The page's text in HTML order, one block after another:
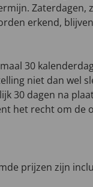
Zaterdagen,
erkend,
30
niet dan wel
30 dagen na
het recht om de
prijzen zijn